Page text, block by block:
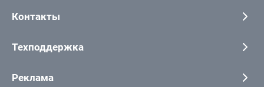
Контакты
Техподдержка
Реклама